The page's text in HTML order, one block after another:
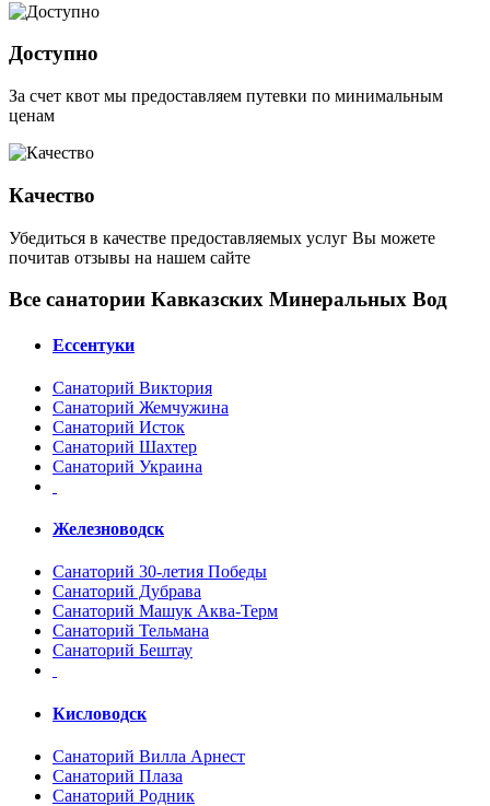
Доступно
За счет квот мы предоставляем путевки по минимальным
ценам
Качество
Убедиться в качестве предоставляемых услуг Вы можете
почитав отзывы на нашем сайте
Все санатории Кавказских Минеральных Вод
Ессентуки
Санаторий Виктория
Санаторий Жемчужина
Санаторий Исток
Санаторий Шахтер
Санаторий Украина
Железноводск
Санаторий 30-летия Победы
Санаторий Дубрава
Санаторий Машук Аква-Терм
Санаторий Тельмана
Санаторий Бештау
Кисловодск
Санаторий Вилла Арнест
Санаторий Плаза
Санаторий Родник